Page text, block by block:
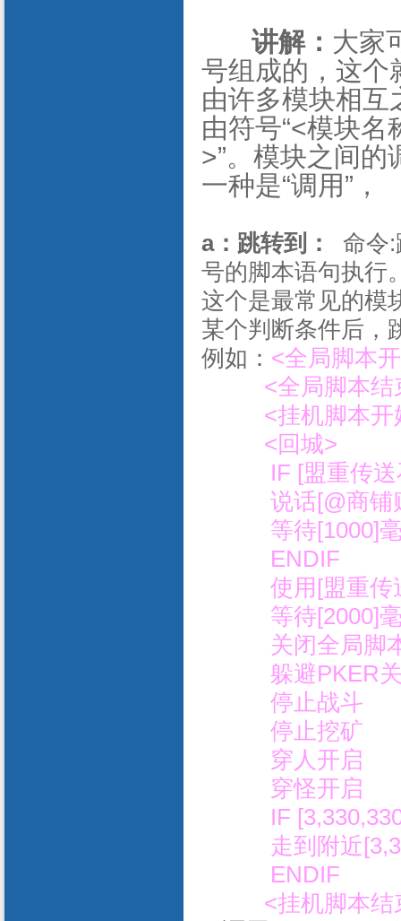
讲解： 大家
号组成的，这个
由许多模块相互
由符号“<模块名
>”。模块之间的
一种是“调用”，
a：跳转到：
命令
号的脚本语句执行
这个是最常见的模
某个判断条件后，
例如： <全局脚本
<全局脚本结
<挂机脚本开
<回城>
IF [盟重传送
说话[@商铺
等待[1000]
ENDIF
使用[盟重传
等待[2000]
关闭全局脚
躲避PKER
停止战斗
停止挖矿
穿人开启
穿怪开启
IF
走到附近
ENDIF
<挂机脚本结